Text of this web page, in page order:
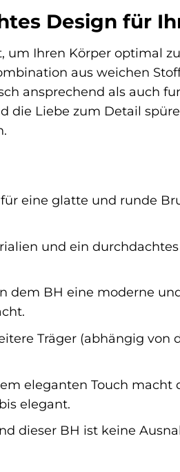
Design für
um Ihren Körper optimal
aus weichen
ansprechend als auch
die Liebe zum Detail
eine glatte und runde
und ein
dem BH eine moderne
Träger (abhängig von
eleganten Touch macht
elegant.
dieser BH ist keine